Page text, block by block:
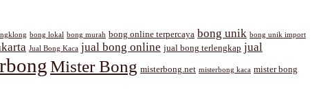
bong lokal bong murah bong online terpercaya bong unik bong unik import
Jual Bong Kaca jual bong online jual bong terlengkap jual
Mister Bong misterbong.net misterbong kaca mister bong